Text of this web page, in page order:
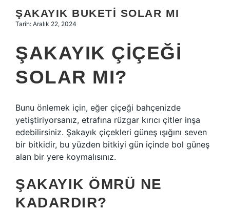
Hakkımızda
ŞAKAYIK BUKETI SOLAR MI
Tarih: Aralık 22, 2024
ŞAKAYIK ÇIÇEĞI
SOLAR MI?
Bunu önlemek için, eğer çiçeği bahçenizde
yetiştiriyorsanız, etrafına rüzgar kırıcı çitler inşa
edebilirsiniz. Şakayık çiçekleri güneş ışığını seven
bir bitkidir, bu yüzden bitkiyi gün içinde bol güneş
alan bir yere koymalısınız.
ŞAKAYIK ÖMRÜ NE
KADARDIR?